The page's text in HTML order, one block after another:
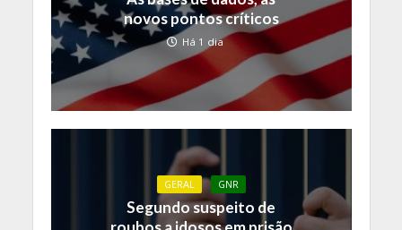
novos pontos críticos
Há 1 dia
GERAL GNR
Segundo suspeito de